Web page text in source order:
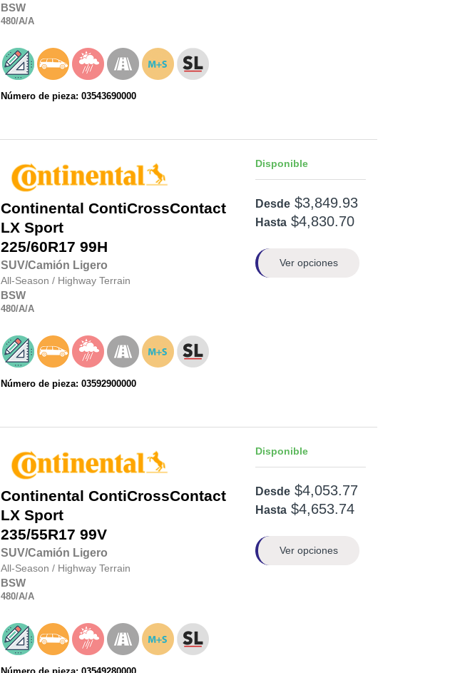
BSW
480/A/A
Número de pieza: 03543690000
Continental ContiCrossContact
LX Sport
225/60R17 99H
SUV/Camión Ligero
All-Season / Highway Terrain
BSW
480/A/A
Número de pieza: 03592900000
Disponible
Desde $3,849.93
Hasta $4,830.70
Ver opciones
Continental ContiCrossContact
LX Sport
235/55R17 99V
SUV/Camión Ligero
All-Season / Highway Terrain
BSW
480/A/A
Disponible
Desde $4,053.77
Hasta $4,653.74
Ver opciones